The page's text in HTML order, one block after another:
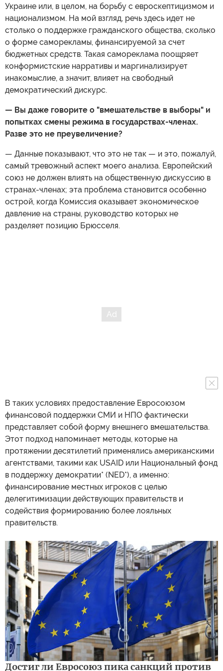
Украине или, в целом, на борьбу с евроскептицизмом и
национализмом. На мой взгляд, речь здесь идет не
столько о поддержке гражданского общества, сколько
о форме саморекламы, финансируемой за счет
бюджетных средств. Такая самореклама поощряет
конформистские нарративы и маргинализирует
инакомыслие, а значит, влияет на свободный
демократический дискурс.
— Вы даже говорите о "вмешательстве в выборы" и
попытках смены режима в государствах-членах.
Разве это не преувеличение?
— Данные показывают, что это не так — и это, пожалуй,
самый тревожный аспект моего анализа. Европейский
союз не должен влиять на общественную дискуссию в
странах-членах; эта проблема становится особенно
острой, когда Комиссия оказывает экономическое
давление на страны, руководство которых не
разделяет позицию Брюсселя.
В таких условиях предоставление Евросоюзом
финансовой поддержки СМИ и НПО фактически
представляет собой форму внешнего вмешательства.
Этот подход напоминает методы, которые на
протяжении десятилетий применялись американскими
агентствами, такими как USAID или Национальный фонд
в поддержку демократии* (NED*), а именно:
финансирование местных игроков с целью
делегитимизации действующих правительств и
содействия формированию более лояльных
правительств.
Достиг ли Евросоюз пика санкций против